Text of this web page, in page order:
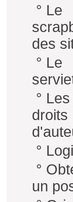
° Le
des
° Le
° Les
droits
°
°
un